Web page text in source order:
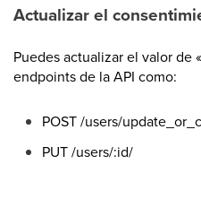
Actualizar el
Puedes actualizar el valor de
endpoints de la API como:
POST /users/
PUT /users/:id/